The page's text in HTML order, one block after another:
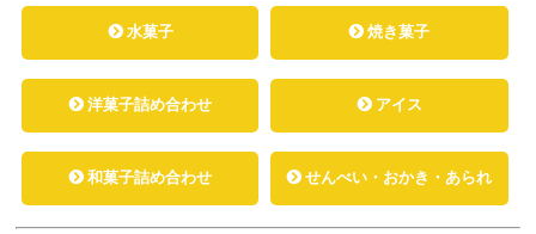
水菓子 焼き菓子
洋菓子詰め合わせ アイス
和菓子詰め合わせ せんべい・おかき・あられ